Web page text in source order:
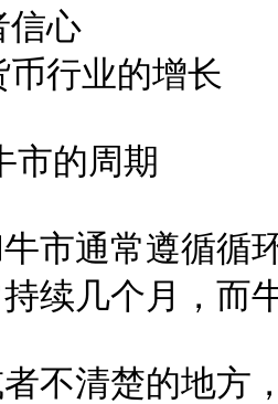
心
行业的增长
的周期
市通常遵循循
续几个月，而
不清楚的地方